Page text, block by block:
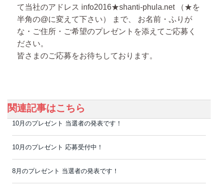
て当社のアドレス info2016★shanti-phula.net （★を
半角の@に変えて下さい） まで、 お名前・ふりが
な・ご住所・ご希望のプレゼントを添えてご応募く
ださい。
皆さまのご応募をお待ちしております。
関連記事はこちら
10月のプレゼント 当選者の発表です！
10月のプレゼント 応募受付中！
8月のプレゼント 当選者の発表です！